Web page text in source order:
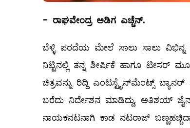
- ರಾಘವೇಂದ್ರ ಅಡಿಗ ಎಚ್ಚೆನ್.
ಬೆಳ್ಳಿ ಪರದೆಯ ಮೇಲೆ ಸಾಲು ಸಾಲು ವಿಭಿನ್ನ
ನಿಟ್ಟಿನಲ್ಲಿ ತನ್ನ ಶೀರ್ಷಿಕೆ ಹಾಗೂ ಟೀಸರ್
ಚಿತ್ರವನ್ನು ರಿದ್ದಿ ಎಂಟಸ್ಟೈನ್‌ಮೆಂಟ್ಸ್
ಬರೆದು ನಿರ್ದೇಶನ ಮಾಡಿದ್ದು, ಅತಿಶಯ್
ನಾಯಕನಟನಾಗಿ ಕಾಡ ನಟರಾಜ್